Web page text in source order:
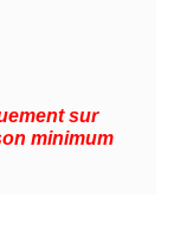
sur
minimum